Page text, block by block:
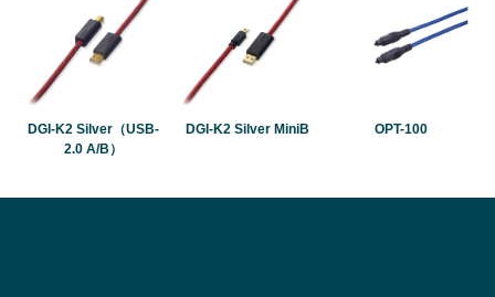
DGI-K2 Silver（USB-
2.0 A/B）
DGI-K2 Silver MiniB OPT-100